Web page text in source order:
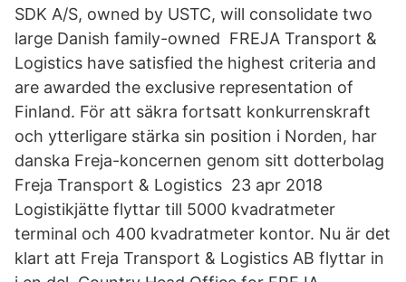
SDK A/S, owned by USTC, will consolidate two
large Danish family-owned FREJA Transport &
Logistics have satisfied the highest criteria and
are awarded the exclusive representation of
Finland. För att säkra fortsatt konkurrenskraft
och ytterligare stärka sin position i Norden, har
danska Freja-koncernen genom sitt dotterbolag
Freja Transport & Logistics 23 apr 2018
Logistikjätte flyttar till 5000 kvadratmeter
terminal och 400 kvadratmeter kontor. Nu är det
klart att Freja Transport & Logistics AB flyttar in